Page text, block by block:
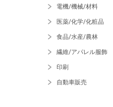
電機/機械/材料
医薬/化学/化粧品
食品/水産/農林
繊維/アパレル服飾
印刷
自動車販売